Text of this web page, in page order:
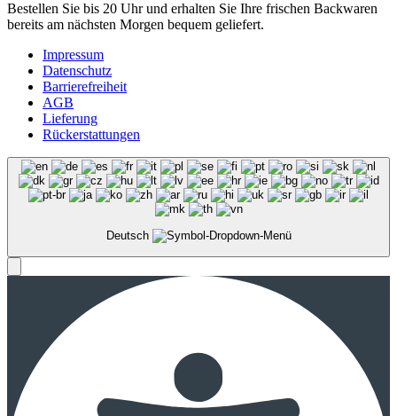
Bestellen Sie bis 20 Uhr und erhalten Sie Ihre frischen Backwaren
bereits am nächsten Morgen bequem geliefert.
Impressum
Datenschutz
Barrierefreiheit
AGB
Lieferung
Rückerstattungen
Deutsch